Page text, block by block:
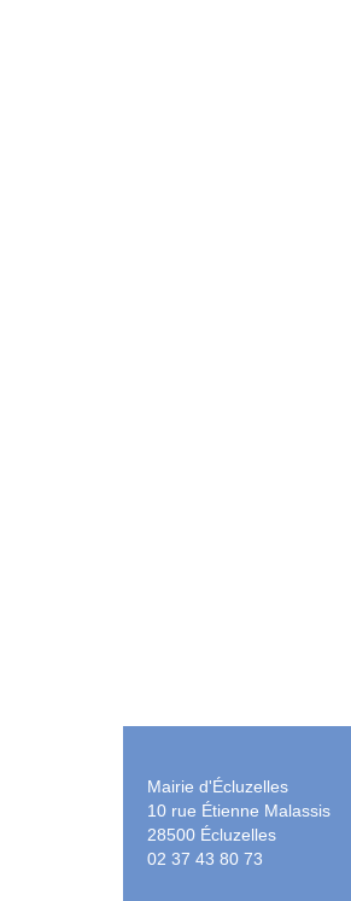
Mairie d'Écluzelles
10 rue Étienne Malassis
28500 Écluzelles
02 37 43 80 73